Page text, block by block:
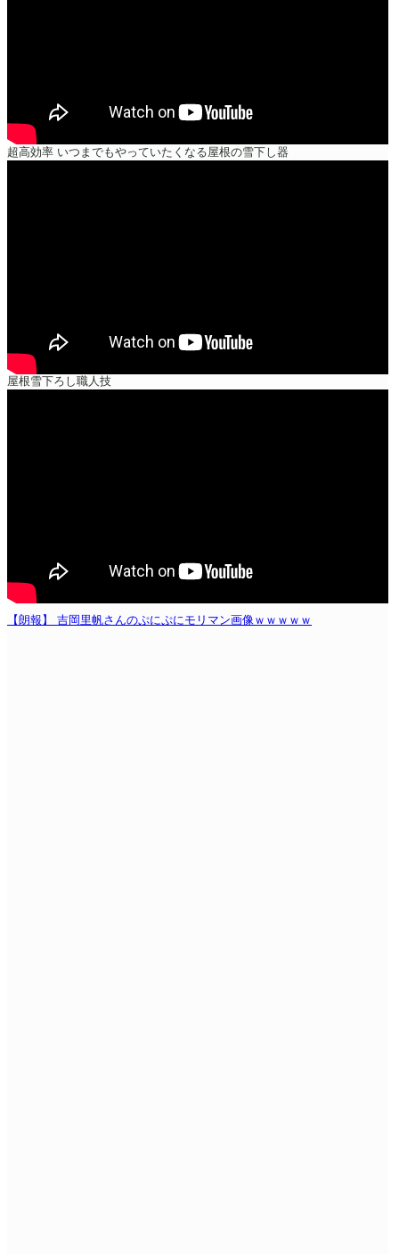
超高効率 いつまでもやっていたくなる屋根の雪下し器
屋根雪下ろし職人技
【朗報】 吉岡里帆さんのぷにぷにモリマン画像ｗｗｗｗｗ